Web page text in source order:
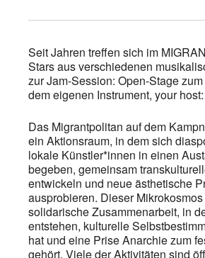
Seit Jahren treffen sich im
Stars aus verschiedenen
zur Jam-Session: Open-Stage
dem eigenen Instrument, your
Das Migrantpolitan auf dem
ein Aktionsraum, in dem sich
lokale Künstler*innen in einen
begeben, gemeinsam
entwickeln und neue ästhetische
ausprobieren. Dieser
solidarische Zusammenarbeit, in
entstehen, kulturelle
hat und eine Prise Anarchie zum
gehört. Viele der Aktivitäten sind